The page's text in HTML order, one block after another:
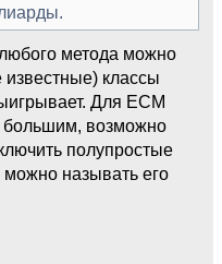
метода можно
известные) классы
Для ECM
большим, возможно
полупростые
можно называть его